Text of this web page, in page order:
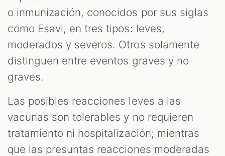
o inmunización, conocidos por sus siglas
como Esavi, en tres tipos: leves,
moderados y severos. Otros solamente
distinguen entre eventos graves y no
graves.
Las posibles reacciones leves a las
vacunas son tolerables y no requieren
tratamiento ni hospitalización; mientras
que las presuntas reacciones moderadas